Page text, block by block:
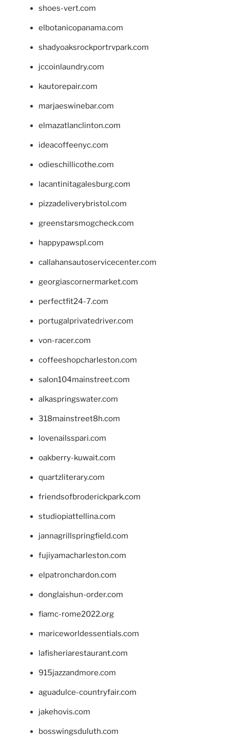
shoes-vert.com
elbotanicopanama.com
shadyoaksrockportrvpark.com
jccoinlaundry.com
kautorepair.com
marjaeswinebar.com
elmazatlanclinton.com
ideacoffeenyc.com
odieschillicothe.com
lacantinitagalesburg.com
pizzadeliverybristol.com
greenstarsmogcheck.com
happypawspl.com
callahansautoservicecenter.com
georgiascornermarket.com
perfectfit24-7.com
portugalprivatedriver.com
von-racer.com
coffeeshopcharleston.com
salon104mainstreet.com
alkaspringswater.com
318mainstreet8h.com
lovenailsspari.com
oakberry-kuwait.com
quartzliterary.com
friendsofbroderickpark.com
studiopiattellina.com
jannagrillspringfield.com
fujiyamacharleston.com
elpatronchardon.com
donglaishun-order.com
fiamc-rome2022.org
mariceworldessentials.com
lafisheriarestaurant.com
915jazzandmore.com
aguadulce-countryfair.com
jakehovis.com
bosswingsduluth.com